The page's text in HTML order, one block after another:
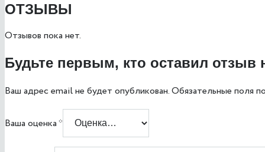
ОТЗЫВЫ
Отзывов пока нет.
Будьте первым, кто оставил отзыв
Ваш адрес email не будет опубликован.Обязательные поля
Ваша оценка*